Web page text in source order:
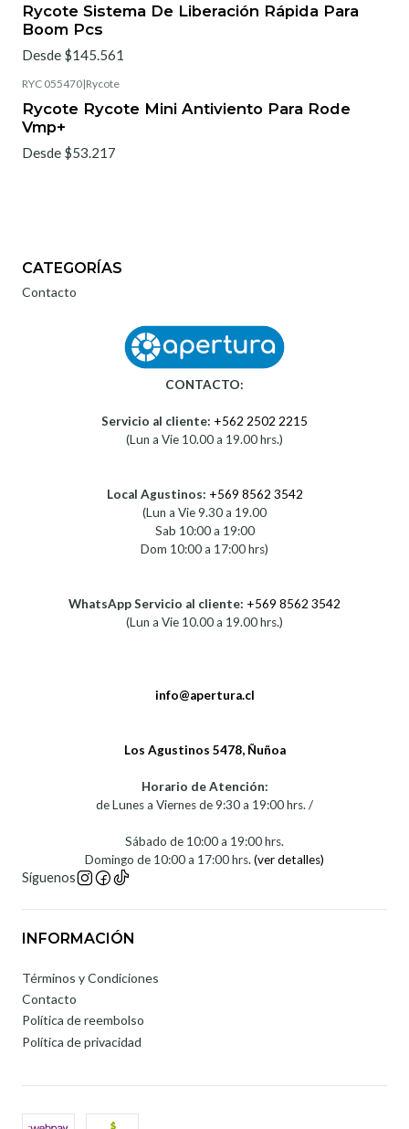
Rycote Sistema De Liberación Rápida Para
Boom Pcs
Desde $145.561
RYC 055470|Rycote
Rycote Rycote Mini Antiviento Para Rode
Vmp+
Desde $53.217
CATEGORÍAS
Contacto
CONTACTO:
Servicio al cliente: +562 2502 2215
(Lun a Vie 10.00 a 19.00 hrs.)
Local Agustinos: +569 8562 3542
(Lun a Vie 9.30 a 19.00
Sab 10:00 a 19:00
Dom 10:00 a 17:00 hrs)
WhatsApp Servicio al cliente: +569 8562 3542
(Lun a Vie 10.00 a 19.00 hrs.)
info@apertura.cl
Los Agustinos 5478, Ñuñoa
Horario de Atención:
de Lunes a Viernes de 9:30 a 19:00 hrs. /
Sábado de 10:00 a 19:00 hrs.
Domingo de 10:00 a 17:00 hrs.(ver detalles)
Síguenos
INFORMACIÓN
Términos y Condiciones
Contacto
Política de reembolso
Política de privacidad